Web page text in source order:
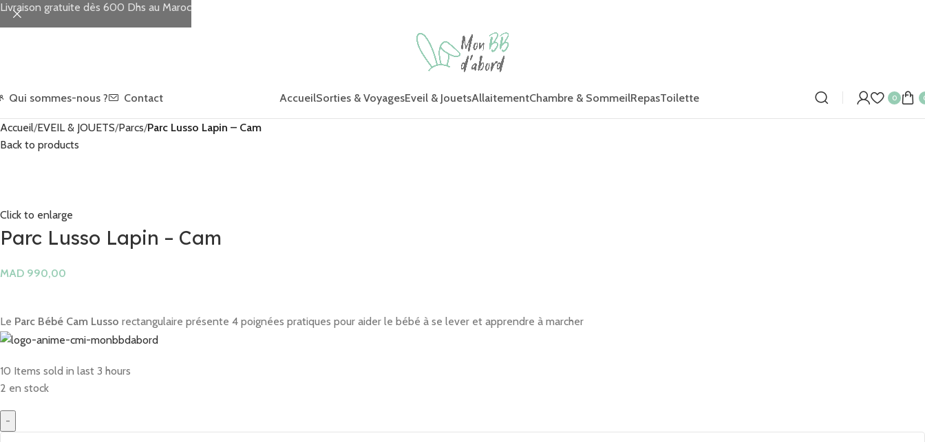
Qui sommes-nous ? Contact AccueilSorties & VoyagesEveil & JouetsAllaitementChambre & SommeilRepasToilette 0
Accueil EVEIL & JOUETS Parcs Parc Lusso Lapin – Cam
Back to products
Click to enlarge
Parc Lusso Lapin – Cam
MAD
Le Parc Bébé Cam Lusso rectangulaire présente 4 poignées pratiques pour aider le bébé à se lever et apprendre à marcher
10 Items sold in last 3 hours
2 en stock
Livraison gratuite dès 600 Dhs au Maroc